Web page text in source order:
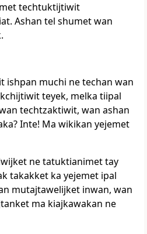
techtuktijtiwit
Ashan tel shumet wan
ishpan muchi ne techan wan
teyek, melka tiipal
techtzaktiwit, wan ashan
Inte! Ma wikikan yejemet
ne tatuktianimet tay
takakket ka yejemet ipal
mutajtawelijket inwan, wan
ma kiajkawakan ne